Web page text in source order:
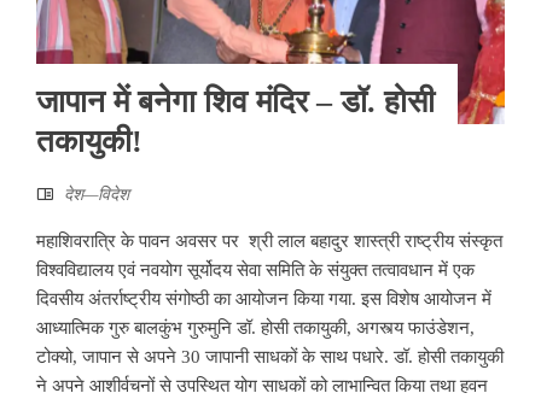
जापान में बनेगा शिव मंदिर – डॉ. होसी
तकायुकी!
देश—विदेश
महाशिवरात्रि के पावन अवसर पर श्री लाल बहादुर शास्त्री राष्ट्रीय संस्कृत
विश्वविद्यालय एवं नवयोग सूर्योदय सेवा समिति के संयुक्त तत्वावधान में एक
दिवसीय अंतर्राष्ट्रीय संगोष्ठी का आयोजन किया गया. इस विशेष आयोजन में
आध्यात्मिक गुरु बालकुंभ गुरुमुनि डॉ. होसी तकायुकी, अगस्त्य फाउंडेशन,
टोक्यो, जापान से अपने 30 जापानी साधकों के साथ पधारे. डॉ. होसी तकायुकी
ने अपने आशीर्वचनों से उपस्थित योग साधकों को लाभान्वित किया तथा हवन